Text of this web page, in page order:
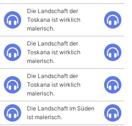
Die Landschaft der
Toskana ist wirklich
malerisch.
Die Landschaft der
Toskana ist wirklich
malerisch.
Die Landschaft der
Toskana ist wirklich
malerisch.
Die Landschaft im Süden
ist malerisch.